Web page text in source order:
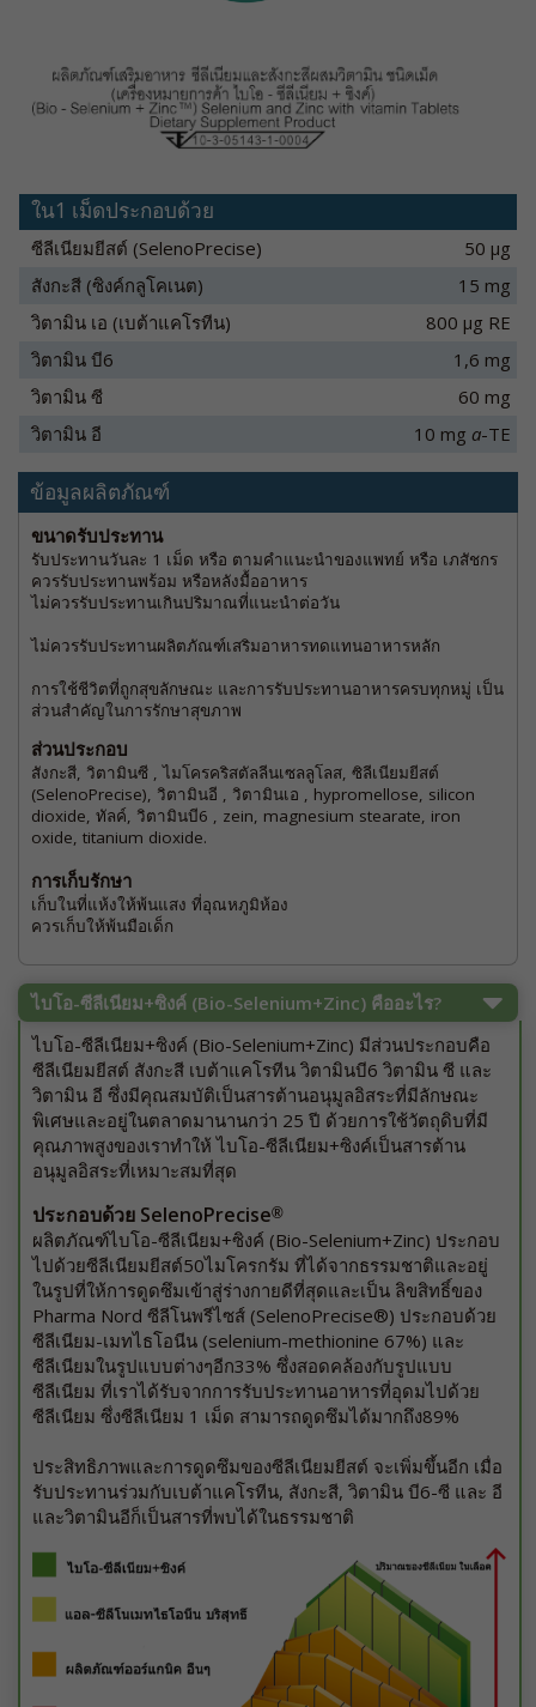
ใน1 เม็ดประกอบด้วย
ซีลีเนียมยีสต์ (SelenoPrecise)
50 µg
สังกะสี (ซิงค์กลูโคเนต)
15 mg
วิตามิน เอ (เบต้าแคโรทีน)
800 µg RE
วิตามิน บี6
1,6 mg
วิตามิน ซี
60 mg
วิตามิน อี
10 mg a-TE
ข้อมูลผลิตภัณฑ์
ขนาดรับประทาน
รับประทานวันละ 1 เม็ด หรือ ตามคำแนะนำของแพทย์ หรือ เภสัชกร
ควรรับประทานพร้อม หรือหลังมื้ออาหาร
ไม่ควรรับประทานเกินปริมาณที่แนะนำต่อวัน
ไม่ควรรับประทานผลิตภัณฑ์เสริมอาหารทดแทนอาหารหลัก
การใช้ชีวิตที่ถูกสุขลักษณะ และการรับประทานอาหารครบทุกหมู่ เป็น
ส่วนสำคัญในการรักษาสุขภาพ
ส่วนประกอบ
สังกะสี, วิตามินซี , ไมโครคริสตัลลีนเซลลูโลส, ซิลีเนียมยีสต์
(SelenoPrecise), วิตามินอี , วิตามินเอ , hypromellose, silicon
dioxide, ทัลค์, วิตามินบี6 , zein, magnesium stearate, iron
oxide, titanium dioxide.
การเก็บรักษา
เก็บในที่แห้งให้พ้นแสง ที่อุณหภูมิห้อง
ควรเก็บให้พ้นมือเด็ก
ไบโอ-ซีลีเนียม+ซิงค์ (Bio-Selenium+Zinc) คืออะไร?
ไบโอ-ซีลีเนียม+ซิงค์ (Bio-Selenium+Zinc) มีส่วนประกอบคือ
ซีลีเนียมยีสต์ สังกะสี เบต้าแคโรทีน วิตามินบี6 วิตามิน ซี และ
วิตามิน อี ซึ่งมีคุณสมบัติเป็นสารต้านอนุมูลอิสระที่มีลักษณะ
พิเศษและอยู่ในตลาดมานานกว่า 25 ปี ด้วยการใช้วัตถุดิบที่มี
คุณภาพสูงของเราทำให้ ไบโอ-ซีลีเนียม+ซิงค์เป็นสารต้าน
อนุมูลอิสระที่เหมาะสมที่สุด
ประกอบด้วย SelenoPrecise®
ผลิตภัณฑ์ไบโอ-ซีลีเนียม+ซิงค์ (Bio-Selenium+Zinc) ประกอบ
ไปด้วยซีลีเนียมยีสต์50ไมโครกรัม ที่ได้จากธรรมชาติและอยู่
ในรูปที่ให้การดูดซึมเข้าสู่ร่างกายดีที่สุดและเป็น ลิขสิทธิ์ของ
Pharma Nord ซีลีโนพรีไซส์ (SelenoPrecise®) ประกอบด้วย
ซีลีเนียม-เมทไธโอนีน (selenium-methionine 67%) และ
ซีลีเนียมในรูปแบบต่างๆอีก33% ซึ่งสอดคล้องกับรูปแบบ
ซีลีเนียม ที่เราได้รับจากการรับประทานอาหารที่อุดมไปด้วย
ซีลีเนียม ซึ่งซีลีเนียม 1 เม็ด สามารถดูดซึมได้มากถึง89%
ประสิทธิภาพและการดูดซึมของซีลีเนียมยีสต์ จะเพิ่มขึ้นอีก เมื่อ
รับประทานร่วมกับเบต้าแคโรทีน, สังกะสี, วิตามิน บี6-ซี และ อี
และวิตามินอีก็เป็นสารที่พบได้ในธรรมชาติ